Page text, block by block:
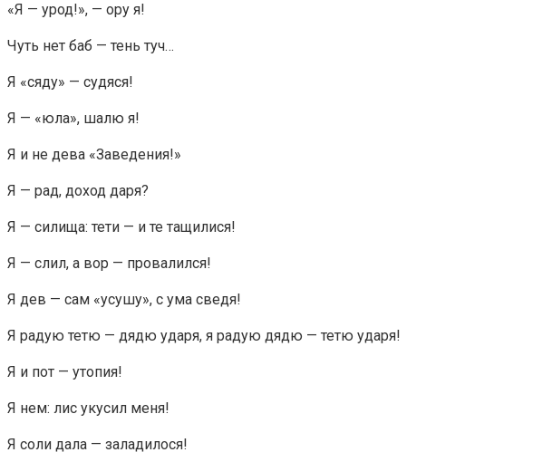
«Я — урод!», — ору я!
Чуть нет баб — тень туч…
Я «сяду» — судяся!
Я — «юла», шалю я!
Я и не дева «Заведения!»
Я — рад, доход даря?
Я — силища: тети — и те тащилися!
Я — слил, а вор — провалился!
Я дев — сам «усушу», с ума сведя!
Я радую тетю — дядю ударя, я радую дядю — тетю ударя!
Я и пот — утопия!
Я нем: лис укусил меня!
Я соли дала — заладилося!